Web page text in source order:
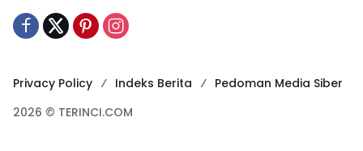
Privacy Policy Indeks Berita
Pedoman Media Siber
2026 © TERINCI.COM